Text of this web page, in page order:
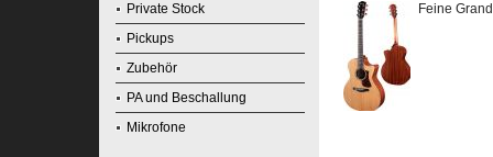
Private Stock
Pickups
Zubehör
PA und Beschallung
Mikrofone
Feine